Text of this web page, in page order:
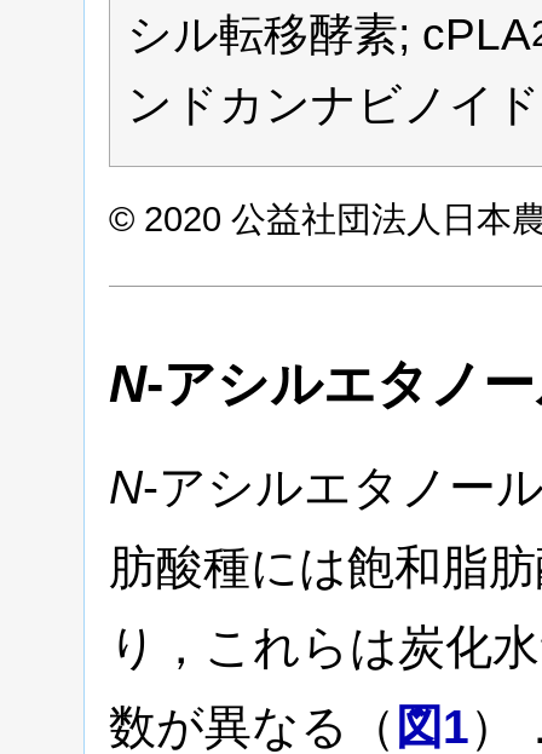
シル転移酵素; cPLA
ンドカンナビノイド
© 2020 公益社団法人日本
N-アシルエタノ
N-アシルエタノー
肪酸種には飽和脂
り，これらは炭化
数が異なる（ 図1）